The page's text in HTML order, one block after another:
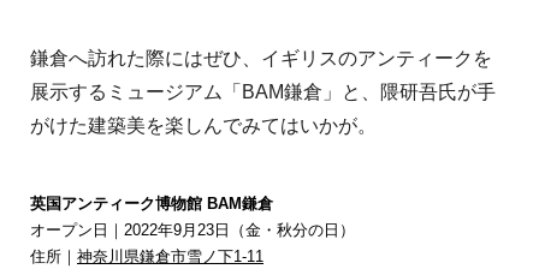
鎌倉へ訪れた際にはぜひ、イギリスのアンティークを
展示するミュージアム「BAM鎌倉」と、隈研吾氏が手
がけた建築美を楽しんでみてはいかが。
英国アンティーク博物館 BAM鎌倉
オープン日｜2022年9月23日（金・秋分の日）
住所｜ 神奈川県鎌倉市雪ノ下1-11